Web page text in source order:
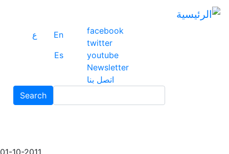
facebook
twitter
youtube
Newsletter
اتصل بنا
En
ع
Es
Search
Search
01-10-2011